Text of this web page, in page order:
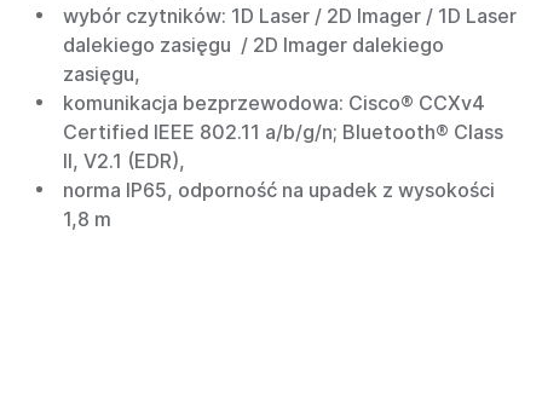
wybór czytników: 1D Laser / 2D Imager / 1D Laser
dalekiego zasięgu / 2D Imager dalekiego
zasięgu,
komunikacja bezprzewodowa: Cisco® CCXv4
Certified IEEE 802.11 a/b/g/n; Bluetooth® Class
II, V2.1 (EDR),
norma IP65, odporność na upadek z wysokości
1,8 m